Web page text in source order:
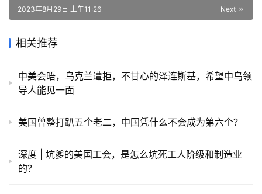
Next
2023年8月29日 上午11:26
相关推荐
中美会晤，乌克兰遭拒，不甘心的泽连斯基，希望中乌领
导人能见一面
美国曾整打趴五个老二，中国凭什么不会成为第六个？
深度 | 坑爹的美国工会，是怎么坑死工人阶级和制造业
的？